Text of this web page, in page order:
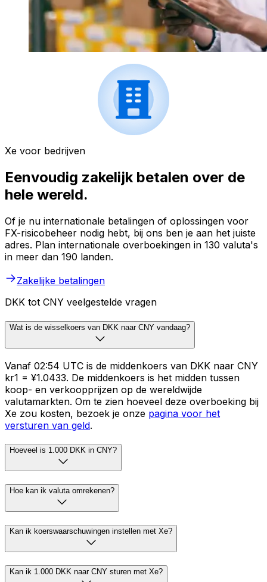
Xe voor bedrijven
Eenvoudig zakelijk betalen over de
hele wereld.
Of je nu internationale betalingen of oplossingen voor
FX-risicobeheer nodig hebt, bij ons ben je aan het juiste
adres. Plan internationale overboekingen in 130 valuta's
in meer dan 190 landen.
Zakelijke betalingen
DKK tot CNY veelgestelde vragen
Wat is de wisselkoers van DKK naar CNY vandaag?
Vanaf 02:54 UTC is de middenkoers van DKK naar CNY
kr1 = ¥1.0433. De middenkoers is het midden tussen
koop- en verkoopprijzen op de wereldwijde
valutamarkten. Om te zien hoeveel deze overboeking bij
Xe zou kosten, bezoek je onze pagina voor het
versturen van geld.
Hoeveel is 1.000 DKK in CNY?
Hoe kan ik valuta omrekenen?
Kan ik koerswaarschuwingen instellen met Xe?
Kan ik 1.000 DKK naar CNY sturen met Xe?